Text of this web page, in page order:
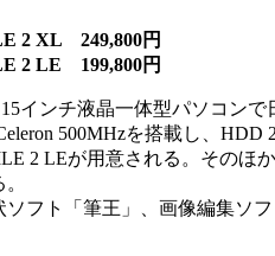
2 XL 249,800円
LE 199,800円
インチ液晶一体型パソコン
500MHzを搭載し、
2 LEが用意される。そのほ
フト「筆王」、画像編集ソフ